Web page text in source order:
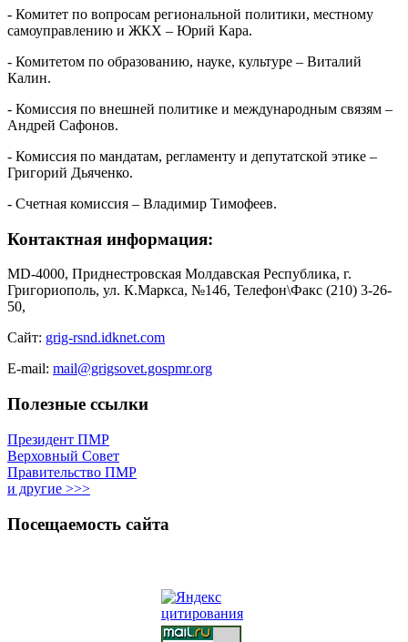
- Комитет по вопросам региональной политики, местному
самоуправлению и ЖКХ – Юрий Кара.
- Комитетом по образованию, науке, культуре – Виталий
Калин.
- Комиссия по внешней политике и международным связям –
Андрей Сафонов.
- Комиссия по мандатам, регламенту и депутатской этике –
Григорий Дьяченко.
- Счетная комиссия – Владимир Тимофеев.
Контактная информация:
MD-4000, Приднестровская Молдавская Республика, г.
Григориополь, ул. К.Маркса, №146, Телефон\Факс (210) 3-26-
50,
Сайт: grig-rsnd.idknet.com
E-mail: mail@grigsovet.gospmr.org
Полезные ссылки
Президент ПМР
Верховный Совет
Правительство ПМР
и другие >>>
Посещаемость сайта